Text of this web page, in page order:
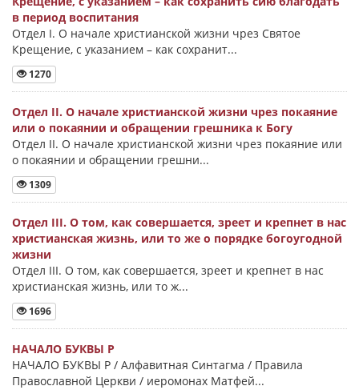
в период воспитания
Отдел I. О начале христианской жизни чрез Святое
Крещение, с указанием – как сохранит...
1270
Отдел II. О начале христианской жизни чрез покаяние
или о покаянии и обращении грешника к Богу
Отдел II. О начале христианской жизни чрез покаяние или
о покаянии и обращении грешни...
1309
Отдел III. О том, как совершается, зреет и крепнет в нас
христианская жизнь, или то же о порядке богоугодной
жизни
Отдел III. О том, как совершается, зреет и крепнет в нас
христианская жизнь, или то ж...
1696
НАЧАЛО БУКВЫ Ρ
НАЧАЛО БУКВЫ Ρ / Алфавитная Синтагма / Правила
Православной Церкви / иеромонах Матфей...